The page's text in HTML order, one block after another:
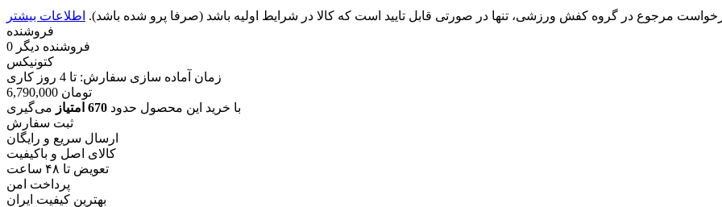
مرجوع در گروه کفش ورزشی، تنها در صورتی قابل تایید است که کالا در شرایط اولیه باشد (صرفا پرو شده باشد).
فروشنده
0 فروشنده دیگر
کتونیکس
زمان آماده سازی سفارش: تا 4 روز کاری
6,790,000 تومان
با خرید این محصول حدود 670 امتیاز
می‌گیری
ثبت سفارش
ارسال سریع و رایگان
کالای اصل و باکیفیت
تعویض تا ۴۸ ساعت
پرداخت امن
بهترین کیفیت ایران